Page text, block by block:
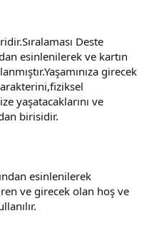
Deste
esinlenilerek ve kartın
girecek
yaşatacaklarını ve
birisidir.
esinlenilerek
ve girecek olan hoş ve